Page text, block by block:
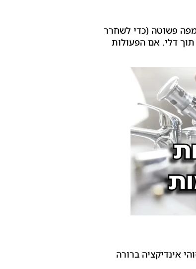
פשוטה (כדי לשחרר
תוך דלי. אם הפעולות
אינדיקציה ברורה